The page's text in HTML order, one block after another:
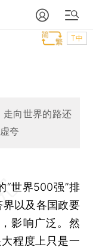
T中
走向世界的路还
夸
世界500强”排
以及各国政要
影响广泛。然
程度上只是一